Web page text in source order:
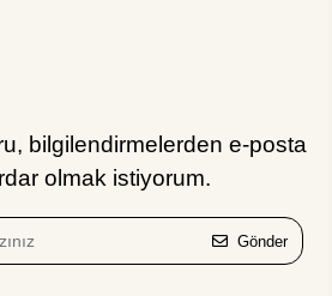
bilgilendirmelerden e-posta
olmak istiyorum.
Gönder